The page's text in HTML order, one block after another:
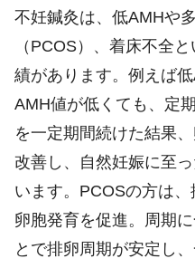
不妊鍼灸は、低AMHや
（PCOS）、着床不全
績があります。例えば
AMH値が低くても、定
を一定期間続けた結果
改善し、自然妊娠に至
います。PCOSの方は
卵胞発育を促進。周期
とで排卵周期が安定し